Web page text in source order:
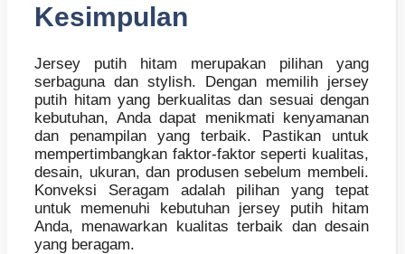
Kesimpulan
Jersey putih hitam merupakan pilihan yang
serbaguna dan stylish. Dengan memilih jersey
putih hitam yang berkualitas dan sesuai dengan
kebutuhan, Anda dapat menikmati kenyamanan
dan penampilan yang terbaik. Pastikan untuk
mempertimbangkan faktor-faktor seperti kualitas,
desain, ukuran, dan produsen sebelum membeli.
Konveksi Seragam adalah pilihan yang tepat
untuk memenuhi kebutuhan jersey putih hitam
Anda, menawarkan kualitas terbaik dan desain
yang beragam.